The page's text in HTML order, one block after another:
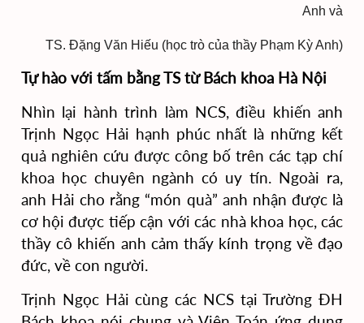
Anh và
TS. Đặng Văn Hiếu (học trò của thầy Phạm Kỳ Anh)
Tự hào với tấm bằng TS từ Bách khoa Hà Nội
Nhìn lại hành trình làm NCS, điều khiến anh
Trịnh Ngọc Hải hạnh phúc nhất là những kết
quả nghiên cứu được công bố trên các tạp chí
khoa học chuyên ngành có uy tín. Ngoài ra,
anh Hải cho rằng “món quà” anh nhận được là
cơ hội được tiếp cận với các nhà khoa học, các
thầy cô khiến anh cảm thấy kính trọng về đạo
đức, về con người.
Trịnh Ngọc Hải cùng các NCS tại Trường ĐH